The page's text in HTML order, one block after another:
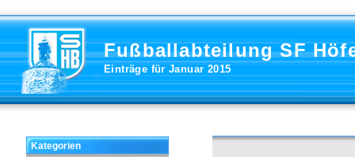
Fußballabteilung SF
Einträge für Januar 2015
Kategorien